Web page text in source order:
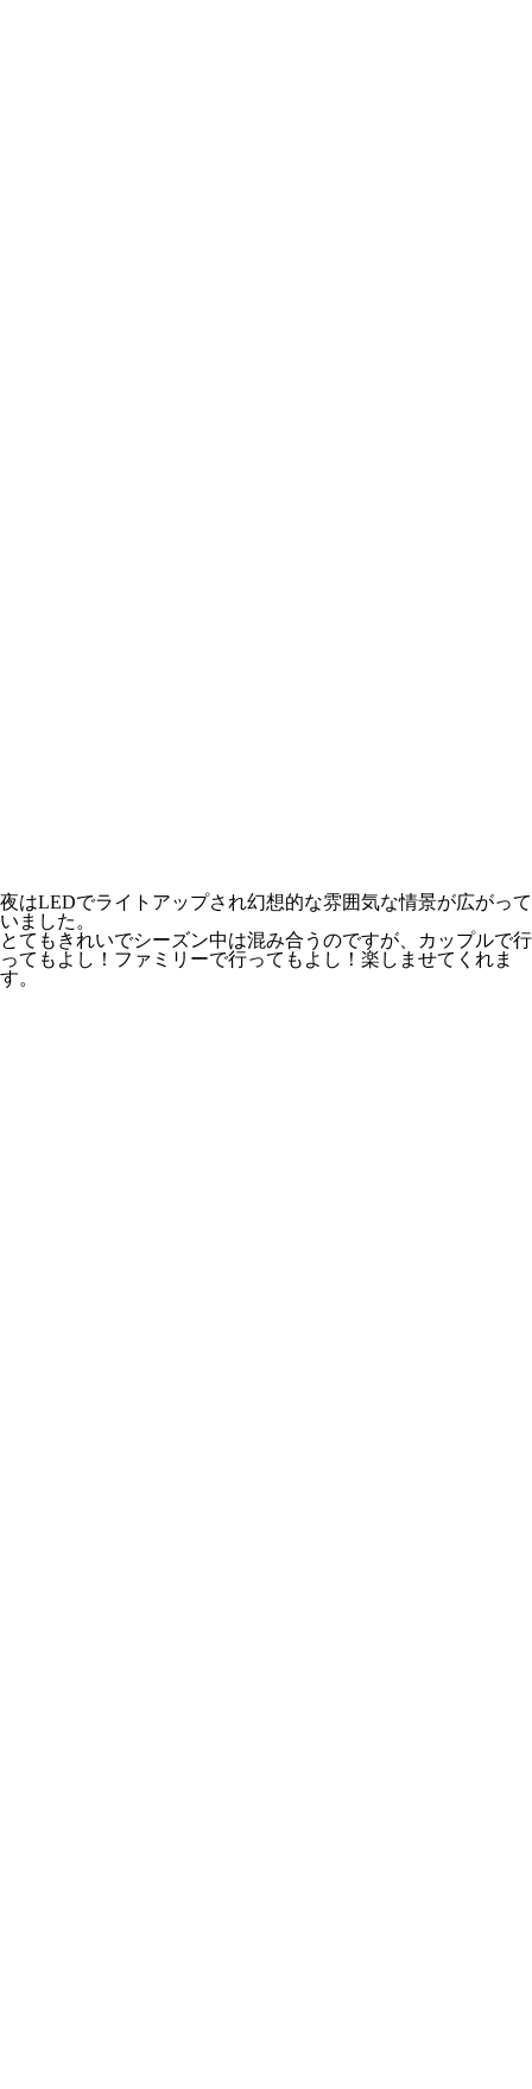
夜はLEDでライトアップされ幻想的な雰囲気な情景が広がって
いました。
とてもきれいでシーズン中は混み合うのですが、カップルで行
ってもよし！ファミリーで行ってもよし！楽しませてくれま
す。